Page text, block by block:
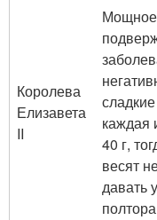
Королева
Елизавета
II
Мощное
каждая
40 г,
весят
давать